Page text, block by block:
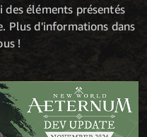
des éléments présentés
Plus d'informations dans
!